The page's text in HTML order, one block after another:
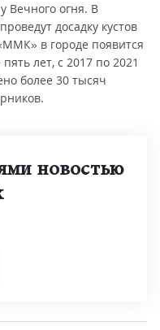
Вечного огня. В
досадку кустов
в городе появится
лет, с 2017 по 2021
более 30 тысяч
новостью